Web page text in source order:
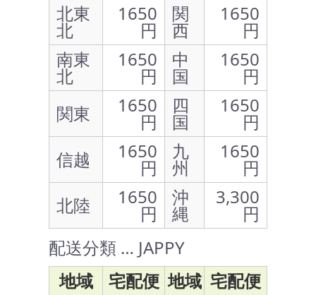
北東
北
1650
円
関
西
1650
円
南東
北
1650
円
中
国
1650
円
関東
1650
円
四
国
1650
円
信越
1650
円
九
州
1650
円
北陸
1650
円
沖
縄
3,300
円
配送分類 … JAPPY
地域
宅配便 地域 宅配便